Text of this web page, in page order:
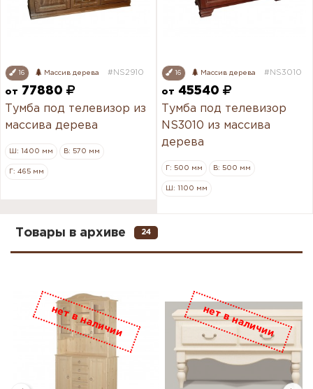
16 Массив дерева #NS2910
от
77880
Тумба под телевизор из
массива дерева
Ш: 1400 мм В: 570 мм
Г: 465 мм
16 Массив дерева #NS3010
от 45540
Тумба под телевизор
NS3010 из массива
дерева
Г: 500 мм В: 500 мм
Ш: 1100 мм
Товары в архиве 24